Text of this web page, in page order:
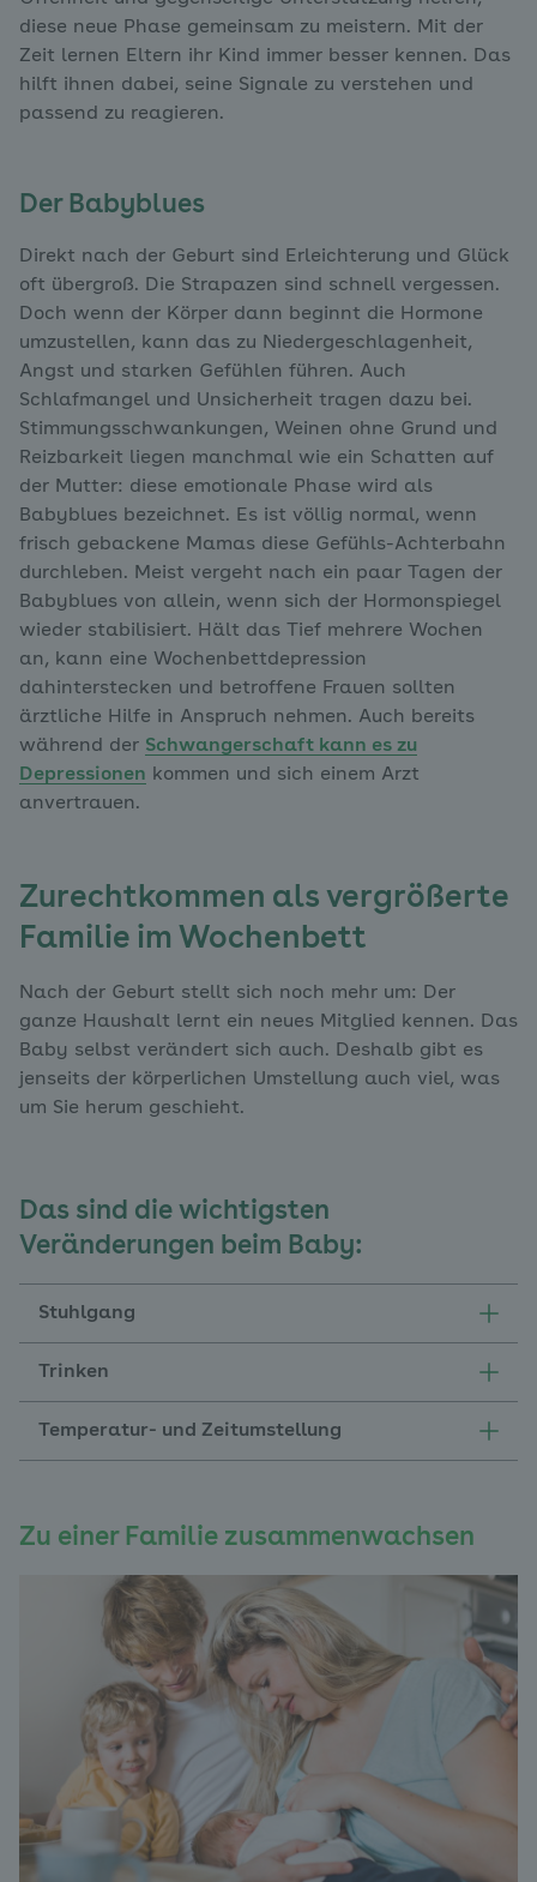
diese neue Phase gemeinsam zu meistern. Mit der
Zeit lernen Eltern ihr Kind immer besser kennen. Das
hilft ihnen dabei, seine Signale zu verstehen und
passend zu reagieren.
Der Babyblues
Direkt nach der Geburt sind Erleichterung und Glück
oft übergroß. Die Strapazen sind schnell vergessen.
Doch wenn der Körper dann beginnt die Hormone
umzustellen, kann das zu Niedergeschlagenheit,
Angst und starken Gefühlen führen. Auch
Schlafmangel und Unsicherheit tragen dazu bei.
Stimmungsschwankungen, Weinen ohne Grund und
Reizbarkeit liegen manchmal wie ein Schatten auf
der Mutter: diese emotionale Phase wird als
Babyblues bezeichnet. Es ist völlig normal, wenn
frisch gebackene Mamas diese Gefühls-Achterbahn
durchleben. Meist vergeht nach ein paar Tagen der
Babyblues von allein, wenn sich der Hormonspiegel
wieder stabilisiert. Hält das Tief mehrere Wochen
an, kann eine Wochenbettdepression
dahinterstecken und betroffene Frauen sollten
ärztliche Hilfe in Anspruch nehmen. Auch bereits
während der Schwangerschaft kann es zu
Depressionen kommen und sich einem Arzt
anvertrauen.
Zurechtkommen als vergrößerte
Familie im Wochenbett
Nach der Geburt stellt sich noch mehr um: Der
ganze Haushalt lernt ein neues Mitglied kennen. Das
Baby selbst verändert sich auch. Deshalb gibt es
jenseits der körperlichen Umstellung auch viel, was
um Sie herum geschieht.
Das sind die wichtigsten
Veränderungen beim Baby:
Stuhlgang
Trinken
Temperatur- und Zeitumstellung
Zu einer Familie zusammenwachsen